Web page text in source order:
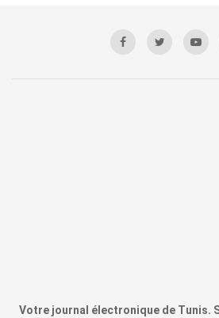
Votre journal électronique de Tunis.